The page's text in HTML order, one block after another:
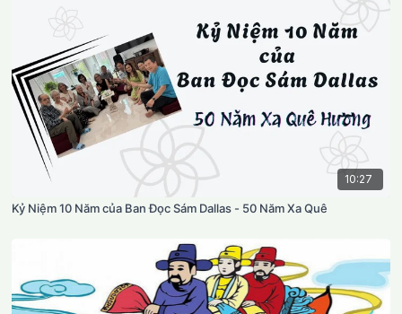
10:27
Kỷ Niệm 10 Năm của Ban Đọc Sám Dallas - 50 Năm Xa Quê